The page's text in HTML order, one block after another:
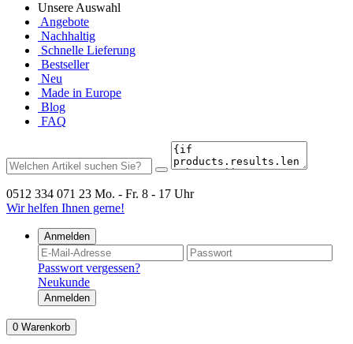
Unsere Auswahl
Angebote
Nachhaltig
Schnelle Lieferung
Bestseller
Neu
Made in Europe
Blog
FAQ
0512 334 071 23 Mo. - Fr. 8 - 17 Uhr
Wir helfen Ihnen gerne!
Anmelden
Passwort vergessen?
Neukunde
Anmelden
0 Warenkorb